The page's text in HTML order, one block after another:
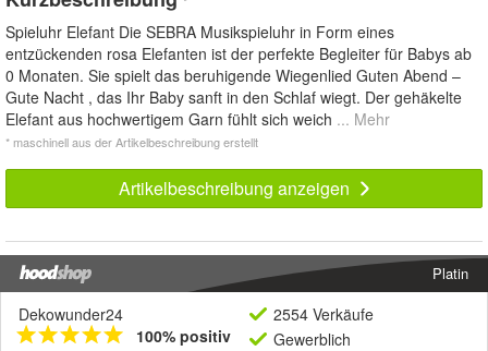
Spieluhr Elefant Die SEBRA Musikspieluhr in Form eines
entzückenden rosa Elefanten ist der perfekte Begleiter für Babys ab
0 Monaten. Sie spielt das beruhigende Wiegenlied Guten Abend –
Gute Nacht , das Ihr Baby sanft in den Schlaf wiegt. Der gehäkelte
Elefant aus hochwertigem Garn fühlt sich weich ... Mehr
* maschinell aus der Artikelbeschreibung erstellt
Artikelbeschreibung anzeigen
Platin
Dekowunder24
100% positiv
2554 Verkäufe
Gewerblich